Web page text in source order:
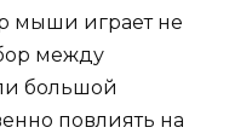
мыши играет не
между
большой
повлиять на